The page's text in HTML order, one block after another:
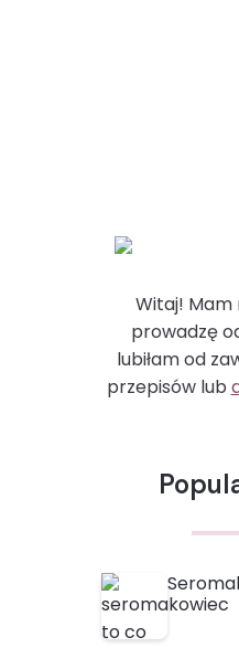
Witaj! Mam
prowadzę
lubiłam od
przepisów lub